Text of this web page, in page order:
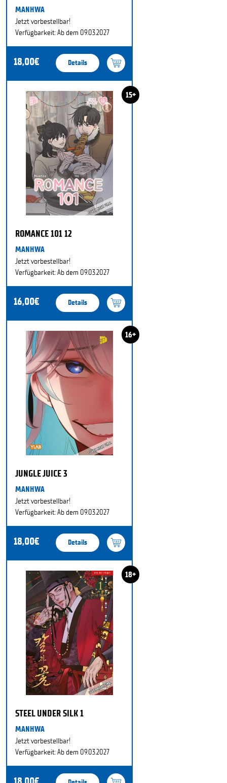
MANHWA
Jetzt vorbestellbar!
Verfügbarkeit: Ab dem 09.03.2027
18,00€ Details
15+
ROMANCE 101 12
MANHWA
Jetzt vorbestellbar!
Verfügbarkeit: Ab dem 09.03.2027
16,00€ Details
16+
JUNGLE JUICE 3
MANHWA
Jetzt vorbestellbar!
Verfügbarkeit: Ab dem 09.03.2027
18,00€ Details
18+
STEEL UNDER SILK 1
MANHWA
Jetzt vorbestellbar!
Verfügbarkeit: Ab dem 09.03.2027